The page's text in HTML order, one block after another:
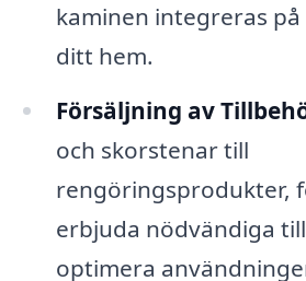
kaminen integreras
ditt hem.
Försäljning av
och skorstenar till
rengöringsprodukter,
erbjuda nödvändiga
optimera